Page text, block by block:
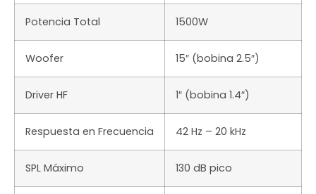
Potencia Total 1500W
Woofer 15″ (bobina 2.5″)
Driver HF 1″ (bobina 1.4″)
Respuesta en Frecuencia 42 Hz – 20 kHz
SPL Máximo 130 dB pico